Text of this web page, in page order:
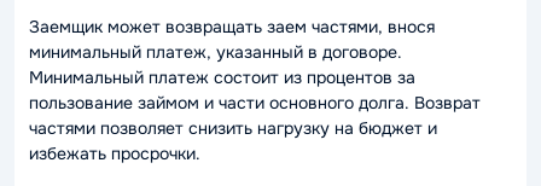
Заемщик может возвращать заем частями, внося
минимальный платеж, указанный в договоре.
Минимальный платеж состоит из процентов за
пользование займом и части основного долга. Возврат
частями позволяет снизить нагрузку на бюджет и
избежать просрочки.